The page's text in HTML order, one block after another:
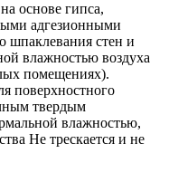
основе гипса,
адгезионными
шпаклевания стен и
влажностью воздуха
помещениях).
поверхностного
твердым
влажностью,
Не трескается и не